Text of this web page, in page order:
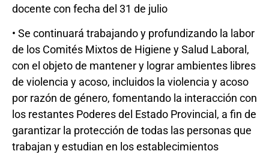
docente con fecha del 31 de julio
• Se continuará trabajando y profundizando la labor
de los Comités Mixtos de Higiene y Salud Laboral,
con el objeto de mantener y lograr ambientes libres
de violencia y acoso, incluidos la violencia y acoso
por razón de género, fomentando la interacción con
los restantes Poderes del Estado Provincial, a fin de
garantizar la protección de todas las personas que
trabajan y estudian en los establecimientos